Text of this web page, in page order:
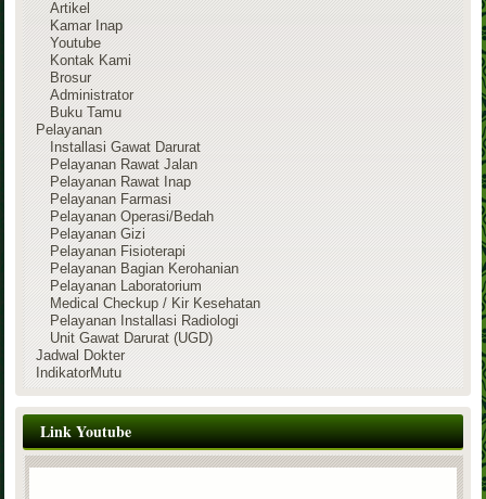
Artikel
Kamar Inap
Youtube
Kontak Kami
Brosur
Administrator
Buku Tamu
Pelayanan
Installasi Gawat Darurat
Pelayanan Rawat Jalan
Pelayanan Rawat Inap
Pelayanan Farmasi
Pelayanan Operasi/Bedah
Pelayanan Gizi
Pelayanan Fisioterapi
Pelayanan Bagian Kerohanian
Pelayanan Laboratorium
Medical Checkup / Kir Kesehatan
Pelayanan Installasi Radiologi
Unit Gawat Darurat (UGD)
Jadwal Dokter
IndikatorMutu
Link Youtube